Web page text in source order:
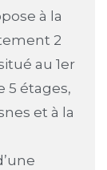
à la
2
au 1er
5 étages,
et à la